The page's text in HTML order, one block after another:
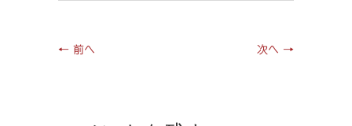
← 前へ 次へ →